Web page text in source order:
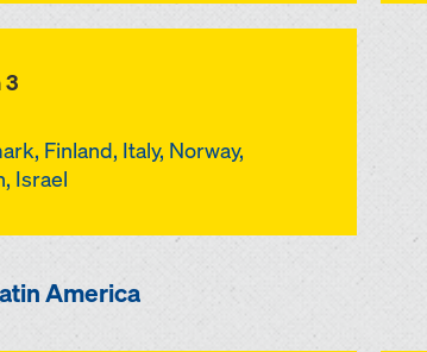
3
Finland, Italy, Norway,
Israel
America